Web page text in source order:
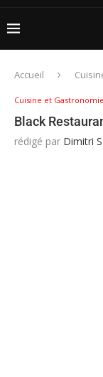
Accueil
Cuisine et Gastronomie
Black
rédigé par Dimitri